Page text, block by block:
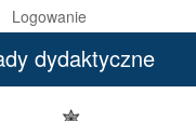
Logowanie
dydaktyczne